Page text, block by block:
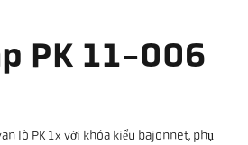
PK 11-006
lò PK 1x với khóa kiểu bajonnet, phụ